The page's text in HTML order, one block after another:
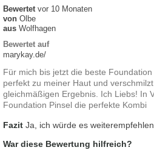
Bewertet vor 10 Monaten
von Olbe
aus Wolfhagen
Bewertet auf
marykay.de/
Für mich bis jetzt die beste
perfekt zu meiner Haut und
gleichmäßigen Ergebnis. Ich Liebs! In
Foundation Pinsel die perfekte Kombi
Fazit Ja, ich würde es weiterempfehlen
War diese Bewertung hilfreich?